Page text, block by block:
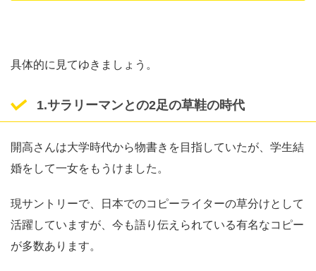
具体的に見てゆきましょう。
1.サラリーマンとの2足の草鞋の時代
開高さんは大学時代から物書きを目指していたが、学生結
婚をして一女をもうけました。
現サントリーで、日本でのコピーライターの草分けとして
活躍していますが、今も語り伝えられている有名なコピー
が多数あります。